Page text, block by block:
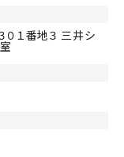
１番地３ 三井シ